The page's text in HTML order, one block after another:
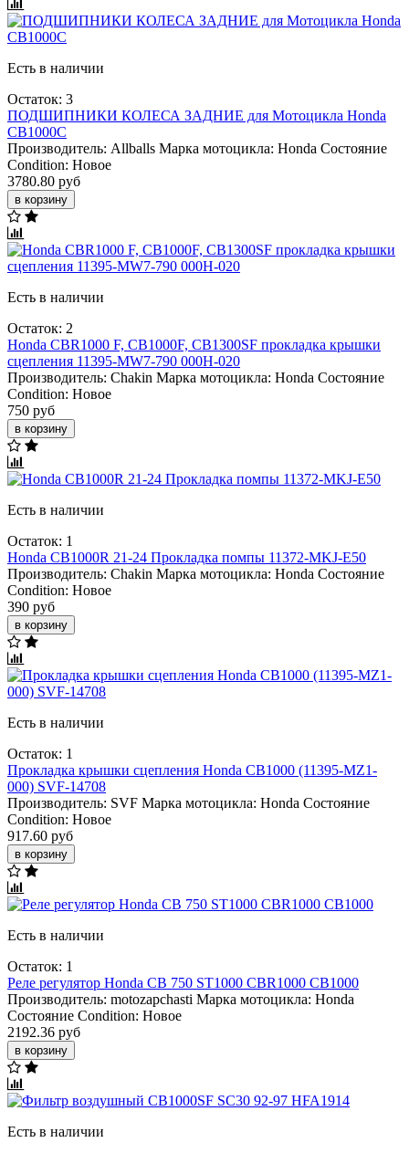
Есть в наличии
Остаток: 3
ПОДШИПНИКИ КОЛЕСА ЗАДНИЕ для Мотоцикла Honda
CB1000C
Производитель: Allballs Марка мотоцикла: Honda Состояние
Condition: Новое
3780.80 руб
в корзину
Есть в наличии
Остаток: 2
Honda CBR1000 F, CB1000F, CB1300SF прокладка крышки
сцепления 11395-MW7-790 000H-020
Производитель: Chakin Марка мотоцикла: Honda Состояние
Condition: Новое
750 руб
в корзину
Есть в наличии
Остаток: 1
Honda CB1000R 21-24 Прокладка помпы 11372-MKJ-E50
Производитель: Chakin Марка мотоцикла: Honda Состояние
Condition: Новое
390 руб
в корзину
Есть в наличии
Остаток: 1
Прокладка крышки сцепления Honda CB1000 (11395-MZ1-
000) SVF-14708
Производитель: SVF Марка мотоцикла: Honda Состояние
Condition: Новое
917.60 руб
в корзину
Есть в наличии
Остаток: 1
Реле регулятор Honda CB 750 ST1000 CBR1000 CB1000
Производитель: motozapchasti Марка мотоцикла: Honda
Состояние Condition: Новое
2192.36 руб
в корзину
Есть в наличии